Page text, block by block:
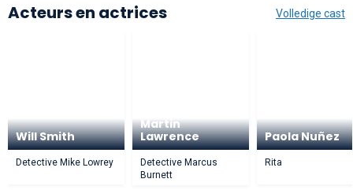
Volledige cast
Acteurs en actrices
Will Smith
Detective Mike Lowrey
Martin
Lawrence
Detective Marcus
Burnett
Paola Nuñez
Rita